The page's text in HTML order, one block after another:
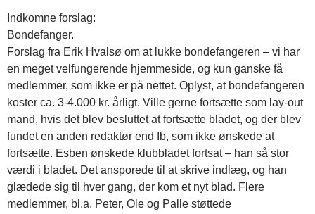
Indkomne forslag:
Bondefanger.
Forslag fra Erik Hvalsø om at lukke bondefangeren – vi har
en meget velfungerende hjemmeside, og kun ganske få
medlemmer, som ikke er på nettet. Oplyst, at bondefangeren
koster ca. 3-4.000 kr. årligt. Ville gerne fortsætte som lay-out
mand, hvis det blev besluttet at fortsætte bladet, og der blev
fundet en anden redaktør end Ib, som ikke ønskede at
fortsætte. Esben ønskede klubbladet fortsat – han så stor
værdi i bladet. Det ansporede til at skrive indlæg, og han
glædede sig til hver gang, der kom et nyt blad. Flere
medlemmer, bl.a. Peter, Ole og Palle støttede